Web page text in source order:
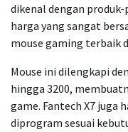
dikenal dengan
harga yang sangat
mouse gaming terbaik
Mouse ini dilengkapi
hingga 3200,
game. Fantech X7 juga
diprogram sesuai